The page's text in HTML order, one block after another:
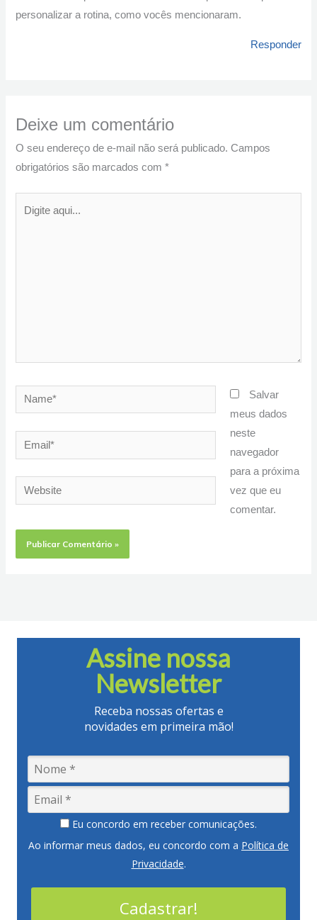
personalizar a rotina, como vocês mencionaram.
Responder
Deixe um comentário
O seu endereço de e-mail não será publicado. Campos
obrigatórios são marcados com*
Name*
Email*
Website
Salvar
meus dados
neste
navegador
para a próxima
vez que eu
comentar.
Assine nossa
Newsletter
Receba nossas ofertas e
novidades em primeira mão!
Eu concordo em receber comunicações.
Ao informar meus dados, eu concordo com a Política de
Privacidade.
Cadastrar!